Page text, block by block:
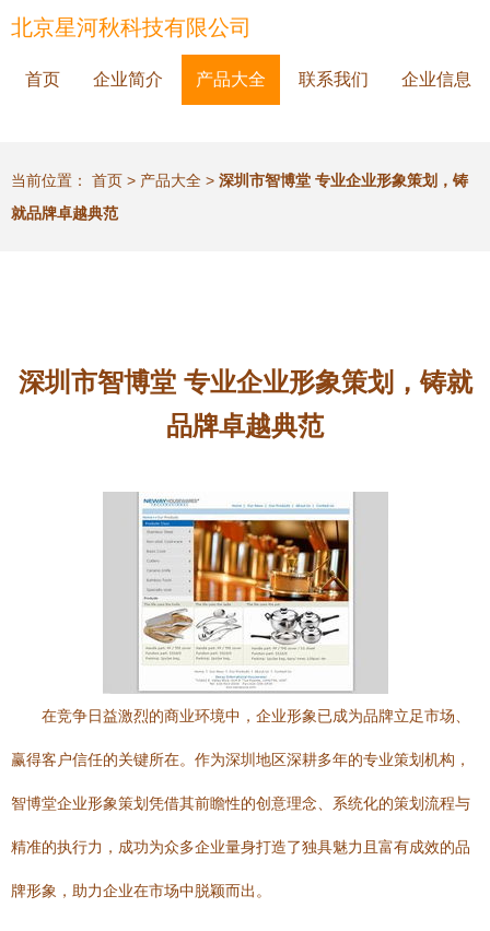
北京星河秋科技有限公司
首页 企业简介 产品大全 联系我们 企业信息
当前位置： 首页 > 产品大全 > 深圳市智博堂 专业企业形象策划，铸
就品牌卓越典范
深圳市智博堂 专业企业形象策划，铸就
品牌卓越典范
在竞争日益激烈的商业环境中，企业形象已成为品牌立足市场、
赢得客户信任的关键所在。作为深圳地区深耕多年的专业策划机构，
智博堂企业形象策划凭借其前瞻性的创意理念、系统化的策划流程与
精准的执行力，成功为众多企业量身打造了独具魅力且富有成效的品
牌形象，助力企业在市场中脱颖而出。